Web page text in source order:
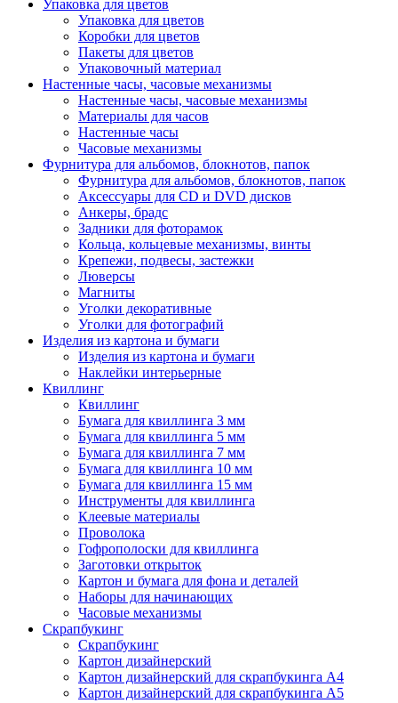
Упаковка для цветов
Упаковка для цветов
Коробки для цветов
Пакеты для цветов
Упаковочный материал
Настенные часы, часовые механизмы
Настенные часы, часовые механизмы
Материалы для часов
Настенные часы
Часовые механизмы
Фурнитура для альбомов, блокнотов, папок
Фурнитура для альбомов, блокнотов, папок
Аксессуары для CD и DVD дисков
Анкеры, брадс
Задники для фоторамок
Кольца, кольцевые механизмы, винты
Крепежи, подвесы, застежки
Люверсы
Магниты
Уголки декоративные
Уголки для фотографий
Изделия из картона и бумаги
Изделия из картона и бумаги
Наклейки интерьерные
Квиллинг
Квиллинг
Бумага для квиллинга 3 мм
Бумага для квиллинга 5 мм
Бумага для квиллинга 7 мм
Бумага для квиллинга 10 мм
Бумага для квиллинга 15 мм
Инструменты для квиллинга
Клеевые материалы
Проволока
Гофрополоски для квиллинга
Заготовки открыток
Картон и бумага для фона и деталей
Наборы для начинающих
Часовые механизмы
Скрапбукинг
Скрапбукинг
Картон дизайнерский
Картон дизайнерский для скрапбукинга А4
Картон дизайнерский для скрапбукинга А5